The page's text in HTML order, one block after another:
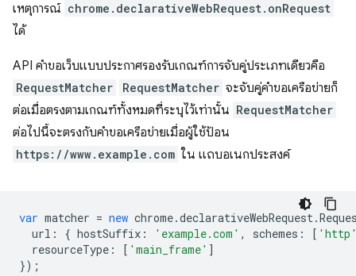
เหตุการณ์ chrome.declarativeWebRequest.onRequest
ได้
API คำขอเว็บแบบประกาศรองรับเกณฑ์การจับคู่ประเภทเดียวคือ
RequestMatcher RequestMatcher จะจับคู่คำขอเครือข่ายก็
ต่อเมื่อตรงตามเกณฑ์ทั้งหมดที่ระบุไว้เท่านั้น RequestMatcher
ต่อไปนี้จะตรงกับคำขอเครือข่ายเมื่อผู้ใช้ป้อน
https://www.example.com ใน แถบอเนกประสงค์
var matcher = new chrome.declarativeWebRequest.
url : { hostSuffix : 'example.com' , schemes : [
resourceType : [ 'main_frame' ]
});